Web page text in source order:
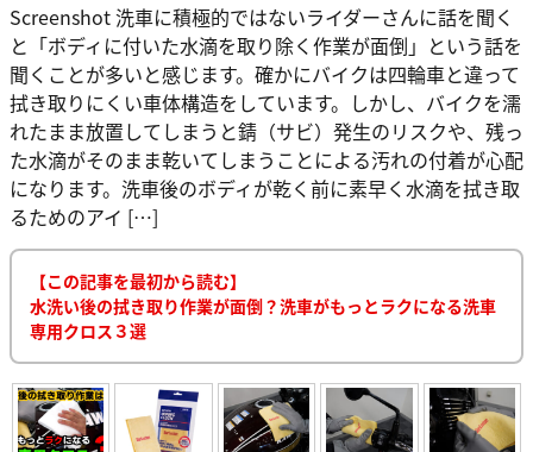
Screenshot 洗車に積極的ではないライダーさんに話を聞く
と「ボディに付いた水滴を取り除く作業が面倒」という話を
聞くことが多いと感じます。確かにバイクは四輪車と違って
拭き取りにくい車体構造をしています。しかし、バイクを濡
れたまま放置してしまうと錆（サビ）発生のリスクや、残っ
た水滴がそのまま乾いてしまうことによる汚れの付着が心配
になります。洗車後のボディが乾く前に素早く水滴を拭き取
るためのアイ […]
【この記事を最初から読む】
水洗い後の拭き取り作業が面倒？洗車がもっとラクになる洗車
専用クロス３選